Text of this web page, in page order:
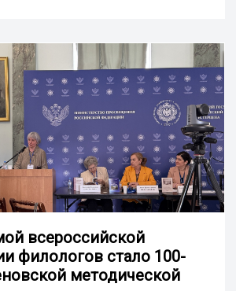
всероссийской
филологов стало 100-
методической